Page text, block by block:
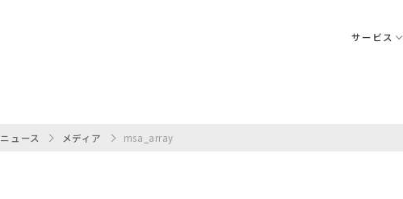
サービス
ニュース メディア msa_array